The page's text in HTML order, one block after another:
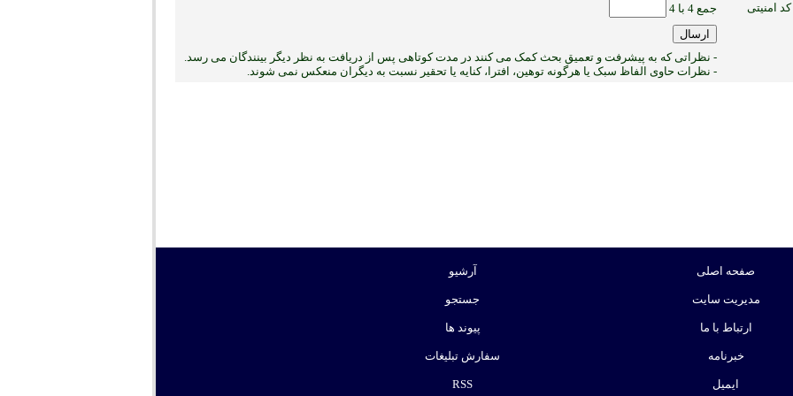
کد امنیتی جمع 4 با 4
- نظراتی که به پیشرفت و تعمیق بحث کمک می کنند در مدت کوتاهی پس از دریافت به نظر دیگر بینندگان می رسد.
- نظرات حاوی الفاظ سبک یا هرگونه توهین، افترا، کنایه یا تحقیر نسبت به دیگران منعکس نمی ‏شوند.
صفحه اصلی
مدیریت سایت
ارتباط با ما
خبرنامه
ایمیل
آرشیو
جستجو
پیوند ها
سفارش تبلیغات
RSS